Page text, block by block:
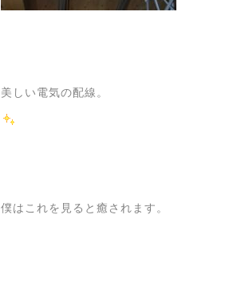
美しい電気の配線。
僕はこれを見ると癒されます。